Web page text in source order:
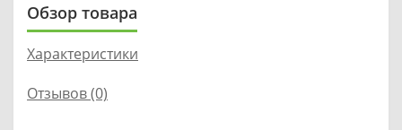
Обзор товара
Характеристики
Отзывов (0)